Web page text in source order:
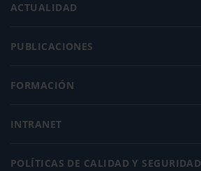
ACTUALIDAD
PUBLICACIONES
FORMACIÓN
INTRANET
POLÍTICAS DE CALIDAD Y SEGURIDAD